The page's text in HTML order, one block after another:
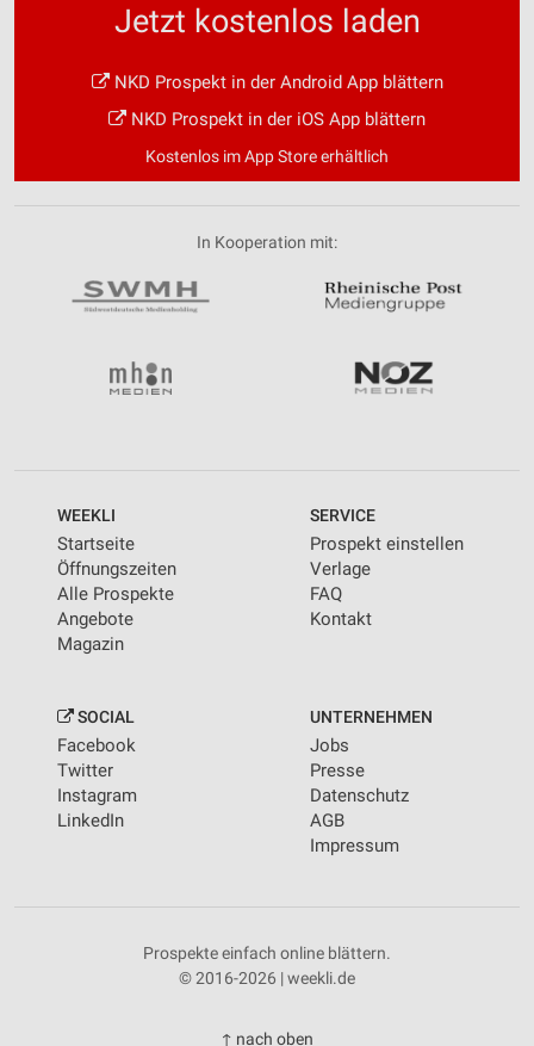
Jetzt kostenlos laden
NKD Prospekt in der Android App blättern
NKD Prospekt in der iOS App blättern
Kostenlos im App Store erhältlich
In Kooperation mit:
WEEKLI
Startseite
Öffnungszeiten
Alle Prospekte
Angebote
Magazin
SERVICE
Prospekt einstellen
Verlage
FAQ
Kontakt
SOCIAL
Facebook
Twitter
Instagram
LinkedIn
UNTERNEHMEN
Jobs
Presse
Datenschutz
AGB
Impressum
Prospekte einfach online blättern.
© 2016-2026 | weekli.de
↑ nach oben